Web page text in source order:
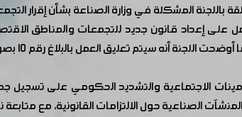
بالبلاغ رقم 10 بصورة مؤقتة لحين إصدار القانون الجديد الذي سيناقشه مجلس الشعب.
الاجتماعية والتشديد الحكومي على تسجيل جميع
الصناعية حول الالتزامات القانونية، مع متابعة